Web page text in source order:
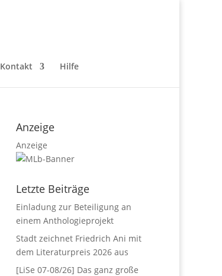
Kontakt Hilfe
Anzeige
Anzeige
Letzte Beiträge
Einladung zur Beteiligung an
einem Anthologieprojekt
Stadt zeichnet Friedrich Ani mit
dem Literaturpreis 2026 aus
[LiSe 07-08/26] Das ganz große